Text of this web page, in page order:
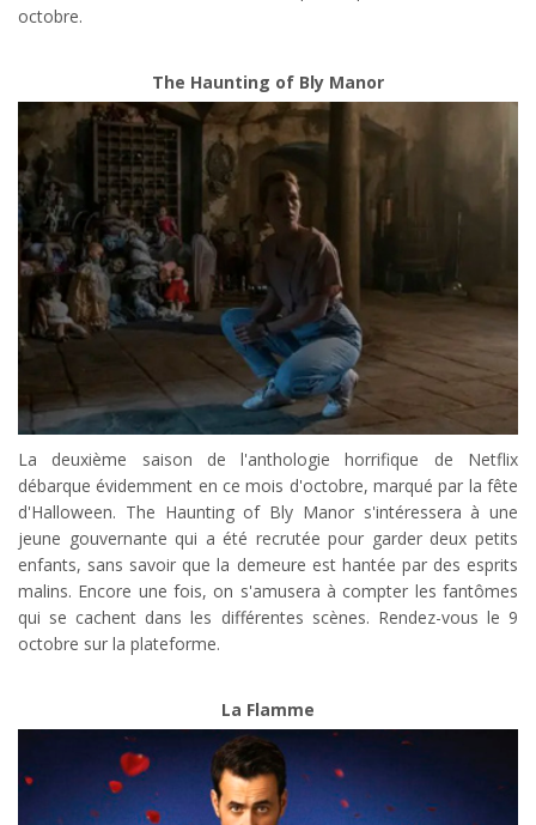
octobre.
The Haunting of Bly Manor
La deuxième saison de l'anthologie horrifique de Netflix
débarque évidemment en ce mois d'octobre, marqué par la fête
d'Halloween. The Haunting of Bly Manor s'intéressera à une
jeune gouvernante qui a été recrutée pour garder deux petits
enfants, sans savoir que la demeure est hantée par des esprits
malins. Encore une fois, on s'amusera à compter les fantômes
qui se cachent dans les différentes scènes. Rendez-vous le 9
octobre sur la plateforme.
La Flamme